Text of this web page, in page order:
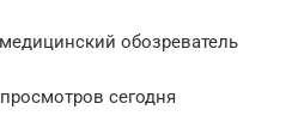
обозреватель
сегодня